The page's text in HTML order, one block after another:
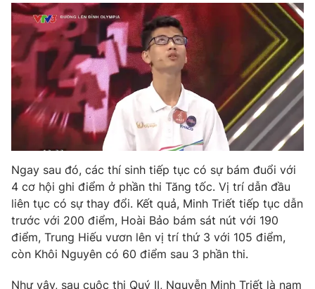
Ngay sau đó, các thí sinh tiếp tục có sự bám đuổi với
4 cơ hội ghi điểm ở phần thi Tăng tốc. Vị trí dẫn đầu
liên tục có sự thay đổi. Kết quả, Minh Triết tiếp tục dẫn
trước với 200 điểm, Hoài Bảo bám sát nút với 190
điểm, Trung Hiếu vươn lên vị trí thứ 3 với 105 điểm,
còn Khôi Nguyên có 60 điểm sau 3 phần thi.
Như vậy, sau cuộc thi Quý II, Nguyễn Minh Triết là nam